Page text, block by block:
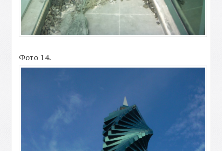
Фото 14.